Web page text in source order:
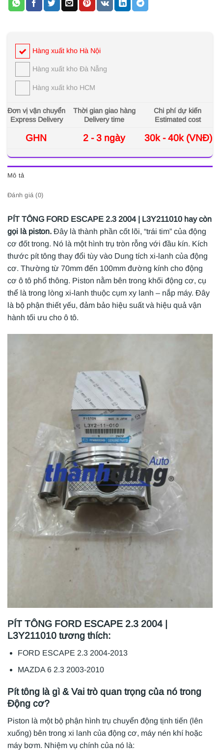
Hàng xuất kho Hà Nội
Hàng xuất kho Đà Nẵng
Hàng xuất kho HCM
Đơn vị vận chuyển
Express Delivery
Thời gian giao hàng
Delivery time
Chi phí dự kiến
Estimated cost
GHN 2 - 3 ngày 30k - 40k (VNĐ)
Mô tả
Đánh giá (0)
PÍT TÔNG FORD ESCAPE 2.3 2004 | L3Y211010 hay còn
gọi là piston. Đây là thành phần cốt lõi, “trái tim” của động
cơ đốt trong. Nó là một hình trụ tròn rỗng với đầu kín. Kích
thước pít tông thay đổi tùy vào Dung tích xi-lanh của động
cơ. Thường từ 70mm đến 100mm đường kính cho động
cơ ô tô phổ thông. Piston nằm bên trong khối động cơ, cụ
thể là trong lòng xi-lanh thuộc cụm xy lanh – nắp máy. Đây
là bộ phận thiết yếu, đảm bảo hiệu suất và hiệu quả vận
hành tối ưu cho ô tô.
PÍT TÔNG FORD ESCAPE 2.3 2004 |
L3Y211010 tương thích:
FORD ESCAPE 2.3 2004-2013
MAZDA 6 2.3 2003-2010
Pít tông là gì & Vai trò quan trọng của nó trong
Động cơ?
Piston là một bộ phận hình trụ chuyển động tịnh tiến (lên
xuống) bên trong xi lanh của động cơ, máy nén khí hoặc
máy bơm. Nhiệm vụ chính của nó là: